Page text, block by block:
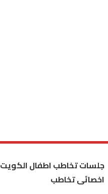
جلسات تخاطب اطفال الكويت
اخصائى تخاطب